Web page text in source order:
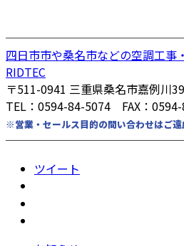
四日市市や桑名市などの空調工事
RIDTEC
〒511-0941 三重県桑名市嘉例川
TEL：0594-84-5074 FAX：
※営業・セールス目的の問い合わせはご遠
ツイート